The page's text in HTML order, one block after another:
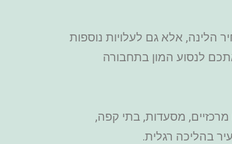
הלינה, אלא גם לעלויות נוספות
לנסוע המון בתחבורה
מסעדות, בתי קפה,
בהליכה רגלית.